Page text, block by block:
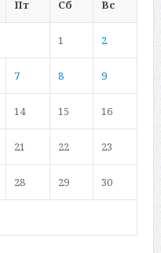
Пт Сб Вс
1 2
7 8 9
14 15 16
21 22 23
28 29 30